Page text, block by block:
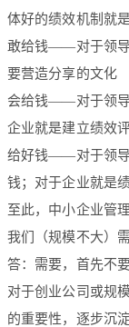
体好的绩效机制就
敢给钱——对于领导
要营造分享的文化
会给钱——对于领导
企业就是建立绩效
给好钱——对于领导
钱；对于企业就是
至此，中小企业管
我们（规模不大）
答：需要，首先不
对于创业公司或规
的重要性，逐步沉